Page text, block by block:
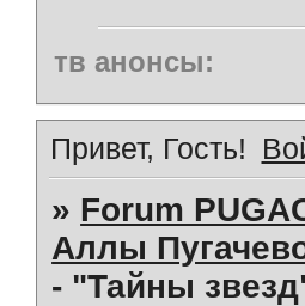
тв анонсы:
Привет, Гость!
» Forum
Аллы
- "Тайны